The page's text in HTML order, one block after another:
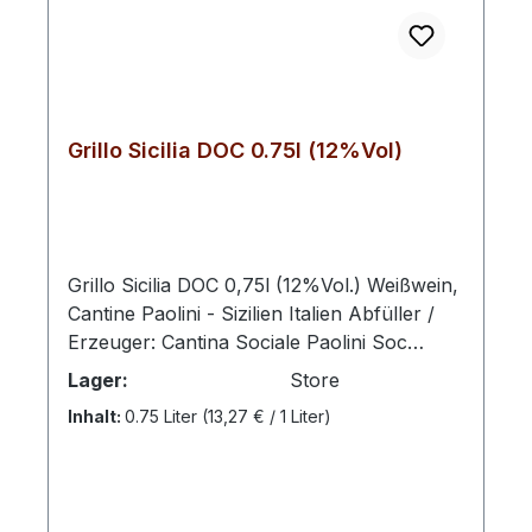
Grillo Sicilia DOC 0.75l (12%Vol)
Grillo Sicilia DOC 0,75l (12%Vol.) Weißwein,
Cantine Paolini - Sizilien Italien Abfüller /
Erzeuger: Cantina Sociale Paolini Soc
Coop. Agr., Contrada da Gurgo 168A, IT-
91025 Marsala Die Region Sizilien ist die
größte Weinanbauregion Italiens. Von
Lager: Store
Inhalt: 0.75 Liter (13,27 € / 1 Liter)